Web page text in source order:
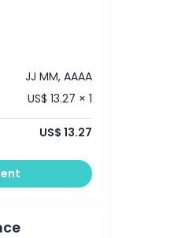
JJ MM, AAAA
US$ 13.27 × 1
US$ 13.27